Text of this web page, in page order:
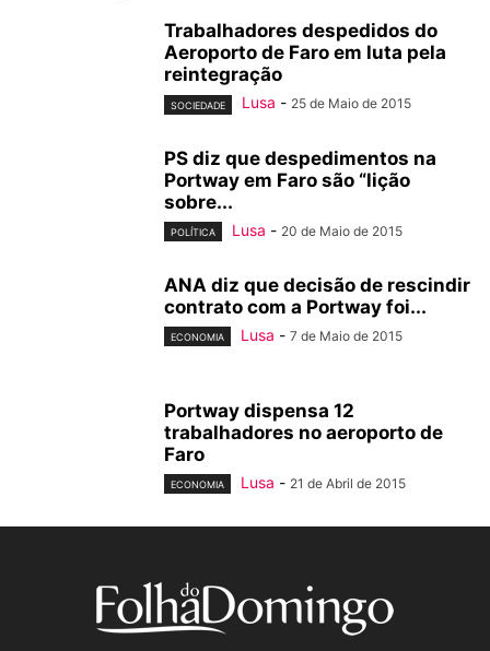
Trabalhadores despedidos do
Aeroporto de Faro em luta pela
reintegração
SOCIEDADE Lusa - 25 de Maio de 2015
PS diz que despedimentos na
Portway em Faro são “lição
sobre...
POLÍTICA Lusa - 20 de Maio de 2015
ANA diz que decisão de rescindir
contrato com a Portway foi...
ECONOMIA Lusa - 7 de Maio de 2015
Portway dispensa 12
trabalhadores no aeroporto de
Faro
ECONOMIA Lusa - 21 de Abril de 2015